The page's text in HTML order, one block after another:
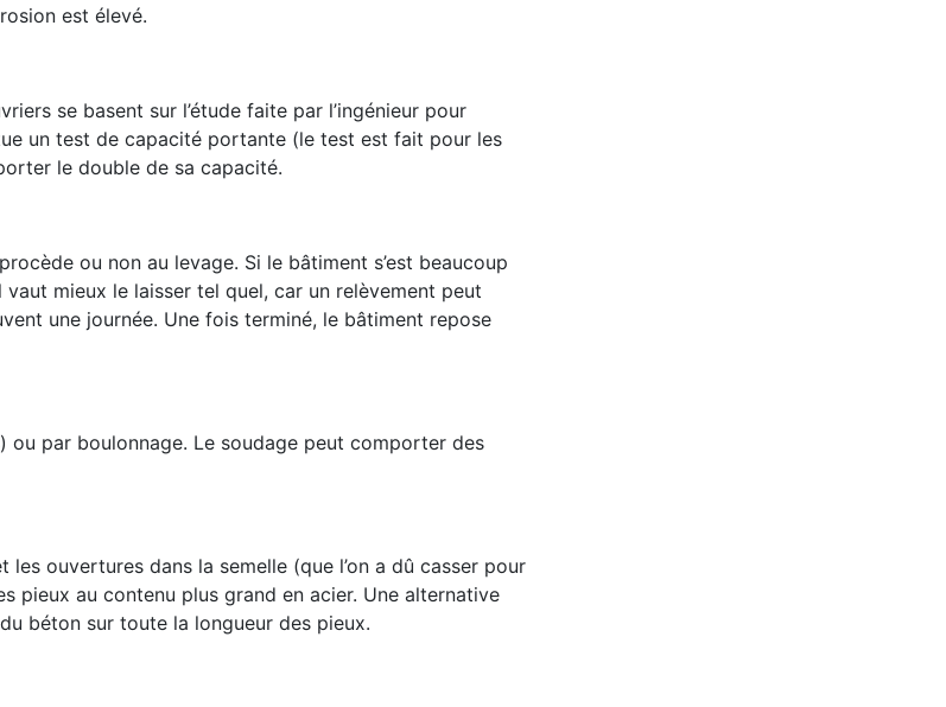
est élevé.
se basent sur l’étude faite par l’ingénieur pour
un test de capacité portante (le test est fait pour les
le double de sa capacité.
ou non au levage. Si le bâtiment s’est beaucoup
mieux le laisser tel quel, car un relèvement peut
une journée. Une fois terminé, le bâtiment repose
par boulonnage. Le soudage peut comporter des
les ouvertures dans la semelle (que l’on a dû casser pour
pieux au contenu plus grand en acier. Une alternative
béton sur toute la longueur des pieux.